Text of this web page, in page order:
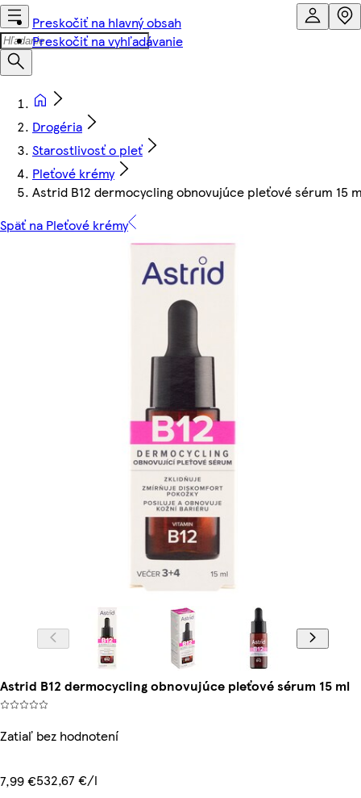
Preskočiť na hlavný obsah
Preskočiť na vyhľadávanie
Drogéria
Starostlivosť o pleť
Pleťové krémy
Astrid B12 dermocycling obnovujúce pleťové sérum 15
Späť na Pleťové krémy
Astrid B12 dermocycling obnovujúce pleťové sérum 15 ml
Zatiaľ bez hodnotení
7,99 €532,67 €/l